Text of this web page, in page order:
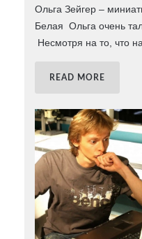
Ольга Зейгер –
Белая Ольга очень
Несмотря на то, что
READ MORE